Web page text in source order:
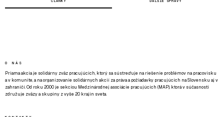
O NÁS
Priama akcia je solidárny zväz pracujúcich, ktorý sa sústreďuje na riešenie problémov na pracovisku
a v komunite, a na organizovanie solidárnych akcií za práva a požiadavky pracujúcich na Slovensku aj v
zahraničí. Od roku 2000 je sekciou Medzinárodnej asociácie pracujúcich (MAP), ktorá v súčasnosti
združuje zväzy a skupiny z vyše 20 krajín sveta.